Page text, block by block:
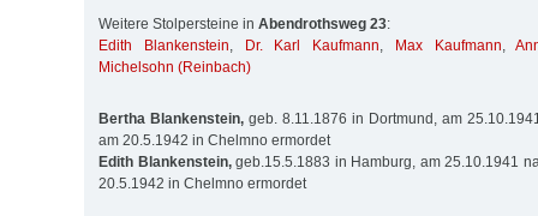
Weitere Stolpersteine in Abendrothsweg 23:
Edith Blankenstein, Dr. Karl Kaufmann, Max Kaufmann,
Michelsohn (Reinbach)
Bertha Blankenstein, geb. 8.11.1876 in Dortmund, am
am 20.5.1942 in Chelmno ermordet
Edith Blankenstein,geb.15.5.1883 in Hamburg, am 25.10.1941
20.5.1942 in Chelmno ermordet